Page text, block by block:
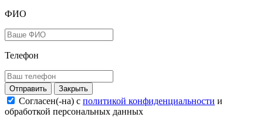
ФИО
Телефон
Закрыть
Согласен(-на) c политикой конфиденциальности и
обработкой персональных данных